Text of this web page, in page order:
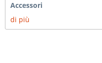
Accessori
di più